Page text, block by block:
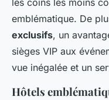
les coins les moins
emblématique. De
exclusifs, un
sièges VIP aux
vue inégalée et un
Hôtels